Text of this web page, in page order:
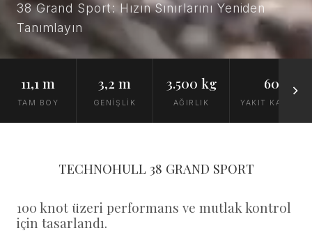
38 Grand Sport: Hızın Sınırlarını Yeniden
Tanımlayın
11,1 m
TAM BOY
3,2 m
GENİŞLİK
3.500 kg
AĞIRLIK
600 L
YAKIT
TECHNOHULL 38 GRAND SPORT
100 knot üzeri performans ve mutlak kontrol
için tasarlandı.